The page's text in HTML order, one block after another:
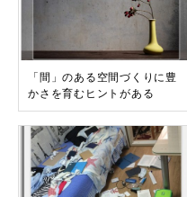
「間」のある空間づくりに豊
かさを育むヒントがある